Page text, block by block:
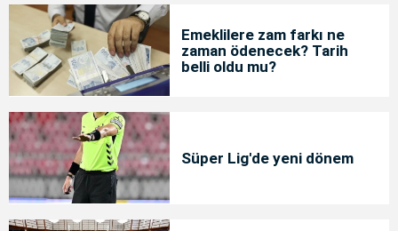
Emeklilere zam farkı ne
zaman ödenecek? Tarih
belli oldu mu?
Süper Lig'de yeni dönem